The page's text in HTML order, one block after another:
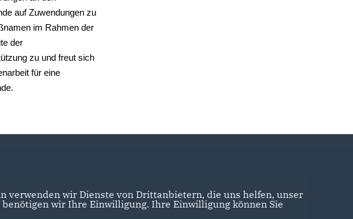
aufZuwendungen zu
im Rahmen der
der
zu und freut sich
für eine
verwenden wir Dienste von Drittanbietern, die uns helfen, unser
wir Ihre Einwilligung. Ihre Einwilligung können Sie